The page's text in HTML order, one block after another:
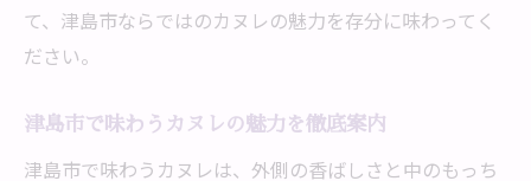
て、津島市ならではのカヌレの魅力を存分に味わってく
ださい。
津島市で味わうカヌレの魅力を徹底案内
津島市で味わうカヌレは、外側の香ばしさと中のもっち